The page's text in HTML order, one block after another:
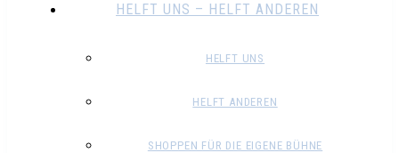
HELFT UNS – HELFT ANDEREN
HELFT UNS
HELFT ANDEREN
SHOPPEN FÜR DIE EIGENE BÜHNE